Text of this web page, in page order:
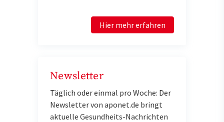
Hier mehr erfahren
Newsletter
Täglich oder einmal pro Woche: Der
Newsletter von aponet.de bringt
aktuelle Gesundheits-Nachrichten